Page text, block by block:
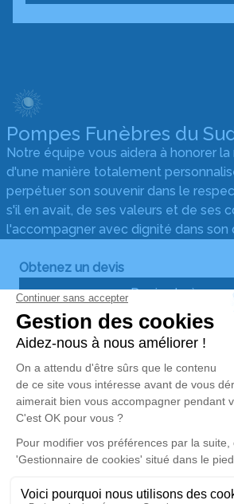
Pompes Funèbres du
Notre équipe vous aidera à honorer
d'une manière totalement
perpétuer son souvenir dans le
s'il en avait, de ses valeurs et de ses
l'accompagner avec dignité dans son
Obtenez un devis
Devis obsèques
Devis prévoyance
Notre agence
Pompes Funèbres du Sud
04 58 46 01 87